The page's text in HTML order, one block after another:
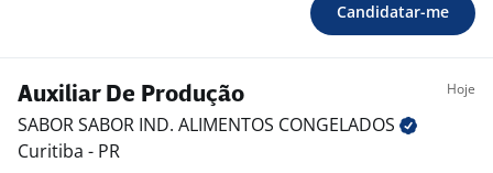
Candidatar-me
Auxiliar De Produção Hoje
SABOR SABOR IND. ALIMENTOS CONGELADOS
Curitiba - PR